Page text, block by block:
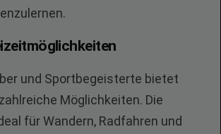
und Sportbegeisterte bietet
Möglichkeiten. Die
für Wandern, Radfahren und